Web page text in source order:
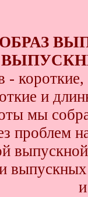
-
и
мы
проблем